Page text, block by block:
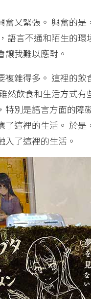
又緊張。 興奮的
語言不通和陌生的
讓我難以應對。
雜得多。 這裡的
然飲食和生活方式
特別是語言方面的障
了這裡的生活。 於
了這裡的生活。